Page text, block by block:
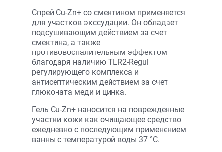
Спрей Cu-Zn+ со смектином применяется
для участков экссудации. Он обладает
подсушивающим действием за счет
смектина, а также
противовоспалительным эффектом
благодаря наличию TLR2-Regul
регулирующего комплекса и
антисептическим действием за счет
глюконата меди и цинка.
Гель Cu-Zn+ наносится на поврежденные
участки кожи как очищающее средство
ежедневно с последующим применением
ванны с температурой воды 37 °С.